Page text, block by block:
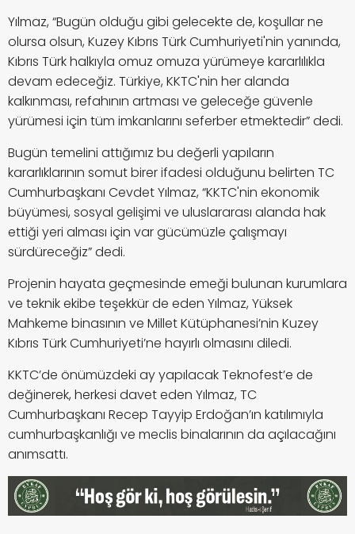
Yılmaz, “Bugün olduğu gibi gelecekte de, koşullar ne
olursa olsun, Kuzey Kıbrıs Türk Cumhuriyeti'nin yanında,
Kıbrıs Türk halkıyla omuz omuza yürümeye kararlılıkla
devam edeceğiz. Türkiye, KKTC'nin her alanda
kalkınması, refahının artması ve geleceğe güvenle
yürümesi için tüm imkanlarını seferber etmektedir” dedi.
Bugün temelini attığımız bu değerli yapıların
kararlıklarının somut birer ifadesi olduğunu belirten TC
Cumhurbaşkanı Cevdet Yılmaz, “KKTC'nin ekonomik
büyümesi, sosyal gelişimi ve uluslararası alanda hak
ettiği yeri alması için var gücümüzle çalışmayı
sürdüreceğiz” dedi.
Projenin hayata geçmesinde emeği bulunan kurumlara
ve teknik ekibe teşekkür de eden Yılmaz, Yüksek
Mahkeme binasının ve Millet Kütüphanesi’nin Kuzey
Kıbrıs Türk Cumhuriyeti’ne hayırlı olmasını diledi.
KKTC’de önümüzdeki ay yapılacak Teknofest’e de
değinerek, herkesi davet eden Yılmaz, TC
Cumhurbaşkanı Recep Tayyip Erdoğan’ın katılımıyla
cumhurbaşkanlığı ve meclis binalarının da açılacağını
anımsattı.